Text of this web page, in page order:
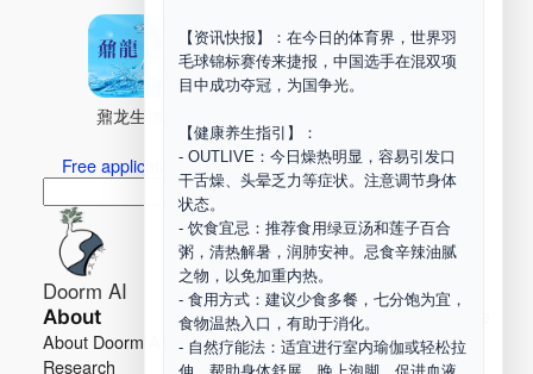
【资讯快报】：在今日的体育界，世界羽
毛球锦标赛传来捷报，中国选手在混双项
目中成功夺冠，为国争光。
【健康养生指引】：
- OUTLIVE：今日燥热明显，容易引发口
干舌燥、头晕乏力等症状。注意调节身体
状态。
- 饮食宜忌：推荐食用绿豆汤和莲子百合
粥，清热解暑，润肺安神。忌食辛辣油腻
之物，以免加重内热。
- 食用方式：建议少食多餐，七分饱为宜，
食物温热入口，有助于消化。
- 自然疗能法：适宜进行室内瑜伽或轻松拉
鼐龙生物
Free application for “Healing Association Membership”
索
Search
Doorm AI
About
About Doorm AI
Research
Privacy
Terms